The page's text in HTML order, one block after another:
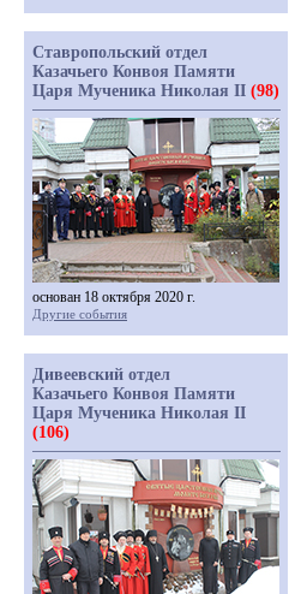
Ставропольский отдел
Казачьего Конвоя Памяти
Царя Мученика Николая II (98)
основан 18 октября 2020 г.
Другие события
Дивеевский отдел
Казачьего Конвоя Памяти
Царя Мученика Николая II
(106)